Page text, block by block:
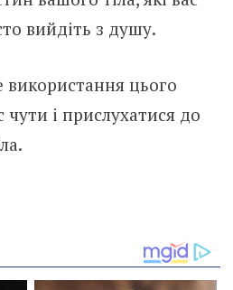
вийдіть з душу.
цього
і прислухатися до